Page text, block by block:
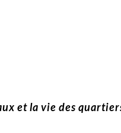
et la vie des